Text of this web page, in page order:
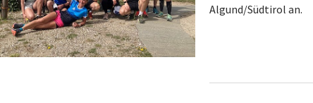
Algund/Südtirol an.